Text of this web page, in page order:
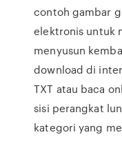
contoh gambar
elektronis untuk
menyusun
download di
TXT atau baca
sisi perangkat
kategori yang